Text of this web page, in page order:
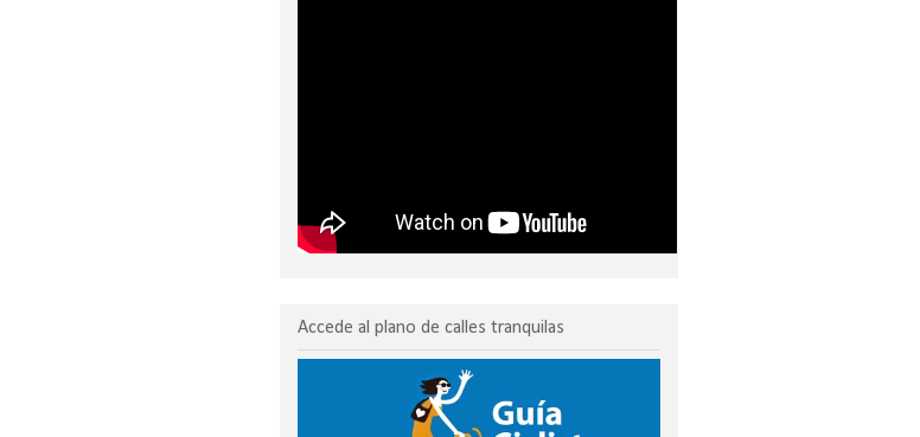
Accede al plano de calles tranquilas